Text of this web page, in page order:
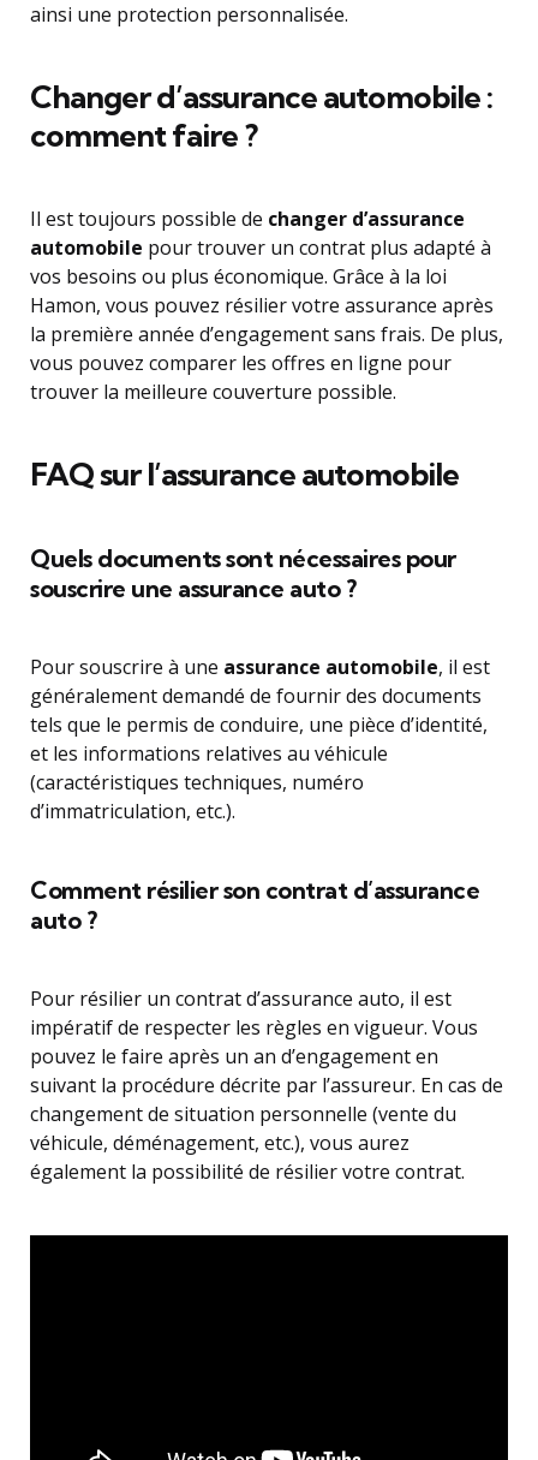
ainsi une protection personnalisée.
Changer d’assurance automobile :
comment faire ?
Il est toujours possible de changer d’assurance
automobile pour trouver un contrat plus adapté à
vos besoins ou plus économique. Grâce à la loi
Hamon, vous pouvez résilier votre assurance après
la première année d’engagement sans frais. De plus,
vous pouvez comparer les offres en ligne pour
trouver la meilleure couverture possible.
FAQ sur l’assurance automobile
Quels documents sont nécessaires pour
souscrire une assurance auto ?
Pour souscrire à une assurance automobile, il est
généralement demandé de fournir des documents
tels que le permis de conduire, une pièce d’identité,
et les informations relatives au véhicule
(caractéristiques techniques, numéro
d’immatriculation, etc.).
Comment résilier son contrat d’assurance
auto ?
Pour résilier un contrat d’assurance auto, il est
impératif de respecter les règles en vigueur. Vous
pouvez le faire après un an d’engagement en
suivant la procédure décrite par l’assureur. En cas de
changement de situation personnelle (vente du
véhicule, déménagement, etc.), vous aurez
également la possibilité de résilier votre contrat.